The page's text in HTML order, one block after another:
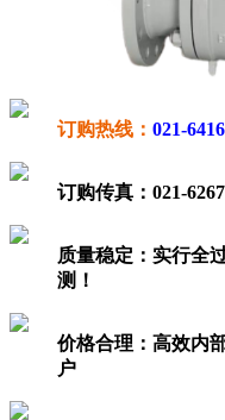
订购热线： 021-
订购传真： 021-
质量稳定： 实行全
测！
价格合理： 高效内
户